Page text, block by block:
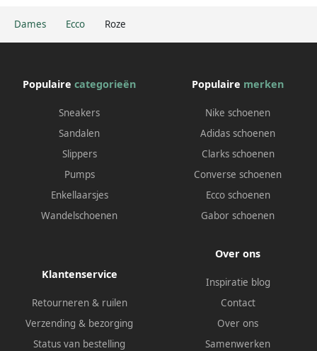
Dames Ecco Roze
Populaire categorieën
Sneakers
Sandalen
Slippers
Pumps
Enkellaarsjes
Wandelschoenen
Populaire merken
Nike schoenen
Adidas schoenen
Clarks schoenen
Converse schoenen
Ecco schoenen
Gabor schoenen
Klantenservice
Retourneren & ruilen
Verzending & bezorging
Status van bestelling
Over ons
Inspiratie blog
Contact
Over ons
Samenwerken